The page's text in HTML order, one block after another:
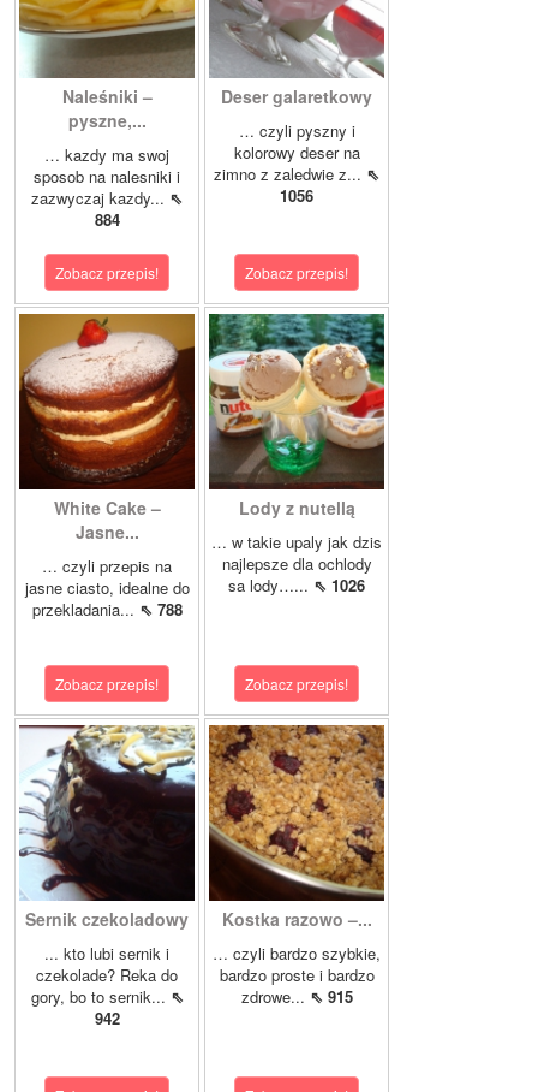
Naleśniki –
pyszne,...
… kazdy ma swoj
sposob na nalesniki i
zazwyczaj kazdy... ⇖
884
Zobacz przepis!
Deser galaretkowy
… czyli pyszny i
kolorowy deser na
zimno z zaledwie z... ⇖
1056
Zobacz przepis!
White Cake –
Jasne...
… czyli przepis na
jasne ciasto, idealne do
przekladania... ⇖ 788
Zobacz przepis!
Lody z nutellą
… w takie upaly jak dzis
najlepsze dla ochlody
sa lody…... ⇖ 1026
Zobacz przepis!
Sernik czekoladowy
... kto lubi sernik i
czekolade? Reka do
gory, bo to sernik... ⇖
942
Kostka razowo –...
… czyli bardzo szybkie,
bardzo proste i bardzo
zdrowe... ⇖ 915